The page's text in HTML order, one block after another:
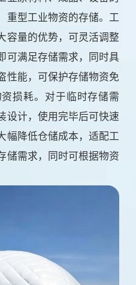
重型工业物资的存储。工
容量的优势，可灵活调整
可满足存储需求，同时具
性能，可保护存储物资免
损耗。对于临时存储需
设计，使用完毕后可快速
幅降低仓储成本，适配工
储需求，同时可根据物资